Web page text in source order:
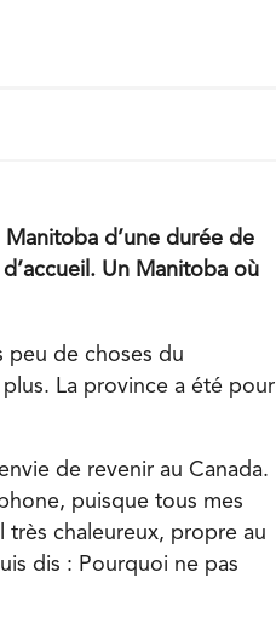
d’une durée de
Un Manitoba où
peu de choses du
La province a été pour
de revenir au Canada.
puisque tous mes
très chaleureux, propre au
dis : Pourquoi ne pas